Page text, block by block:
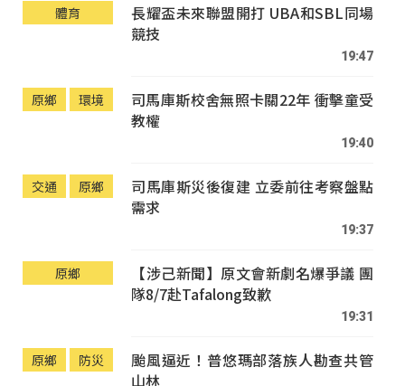
體育
長耀盃未來聯盟開打 UBA和SBL同場
競技
19:47
原鄉 環境
司馬庫斯校舍無照卡關22年 衝擊童受
教權
19:40
交通 原鄉
司馬庫斯災後復建 立委前往考察盤點
需求
19:37
原鄉
【涉己新聞】原文會新劇名爆爭議 團
隊8/7赴Tafalong致歉
19:31
原鄉 防災
颱風逼近！普悠瑪部落族人勘查共管
山林